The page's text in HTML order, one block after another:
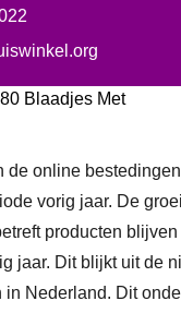
de online
vorig jaar. De
producten
jaar. Dit blijkt uit de
Nederland. Dit